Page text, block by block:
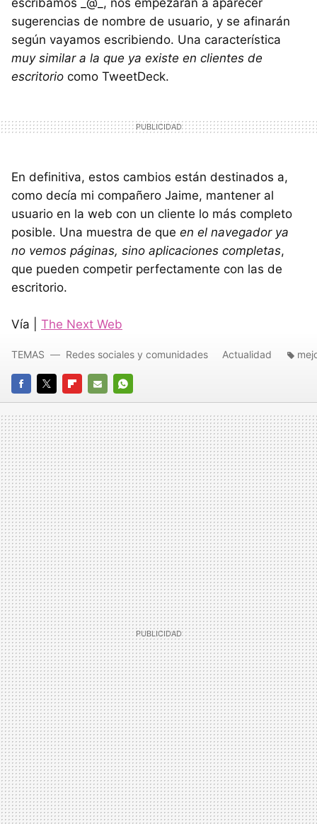
sugerencias de nombre de usuario, y se afinarán
según vayamos escribiendo. Una característica
muy similar a la que ya existe en clientes de
escritorio como TweetDeck.
En definitiva, estos cambios están destinados a,
como decía mi compañero Jaime, mantener al
usuario en la web con un cliente lo más completo
posible. Una muestra de que en el navegador ya
no vemos páginas, sino aplicaciones completas,
que pueden competir perfectamente con las de
escritorio.
Vía | The Next Web
FACEBOOK
TWITTERFLIPBOARD
E-
MAIL
WHATSAPP
TEMAS Redes sociales y comunidades Actualidad